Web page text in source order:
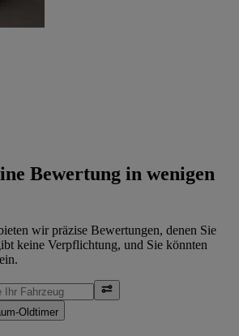
Bewertung in wenigen
wir präzise Bewertungen, denen Sie
keine Verpflichtung, und Sie könnten
Oldtimer